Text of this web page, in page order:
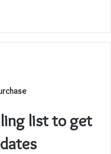
list to get